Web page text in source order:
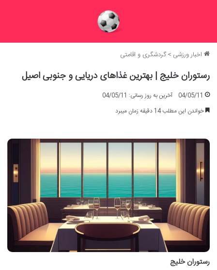
اخبار ورزشی >گردشگری و اقامتی
رستوران خلیج | بهترین غذاهای دریایی و جنوبی اصیل
04/05/11
آخرین به روز رسانی: 04/05/11
خواندن این مطلب 14 دقیقه زمان میبرد
رستوران خلیج